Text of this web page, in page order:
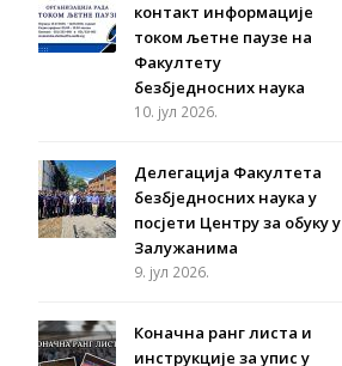
контакт информације
током љетне паузе на
Факултету
безбједносних наука
10. јул 2026.
Делегација Факултета
безбједносних наука у
посјети Центру за обуку у
Залужанима
9. јул 2026.
Коначна ранг листа и
инструкције за упис у